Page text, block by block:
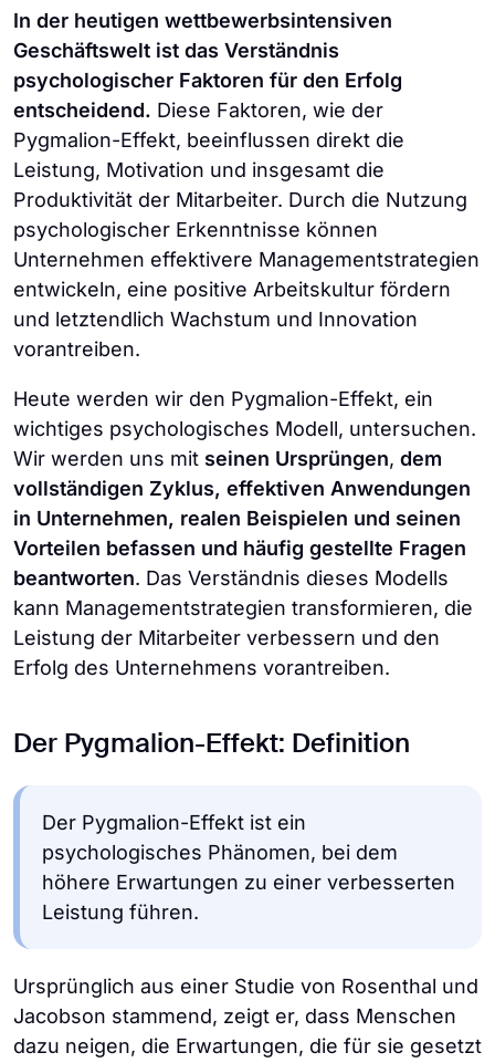
In der heutigen wettbewerbsintensiven
Geschäftswelt ist das Verständnis
psychologischer Faktoren für den Erfolg
entscheidend. Diese Faktoren, wie der
Pygmalion-Effekt, beeinflussen direkt die
Leistung, Motivation und insgesamt die
Produktivität der Mitarbeiter. Durch die Nutzung
psychologischer Erkenntnisse können
Unternehmen effektivere Managementstrategien
entwickeln, eine positive Arbeitskultur fördern
und letztendlich Wachstum und Innovation
vorantreiben.
Heute werden wir den Pygmalion-Effekt, ein
wichtiges psychologisches Modell, untersuchen.
Wir werden uns mit seinen Ursprüngen, dem
vollständigen Zyklus, effektiven Anwendungen
in Unternehmen, realen Beispielen und seinen
Vorteilen befassen und häufig gestellte Fragen
beantworten. Das Verständnis dieses Modells
kann Managementstrategien transformieren, die
Leistung der Mitarbeiter verbessern und den
Erfolg des Unternehmens vorantreiben.
Der Pygmalion-Effekt: Definition
Der Pygmalion-Effekt ist ein
psychologisches Phänomen, bei dem
höhere Erwartungen zu einer verbesserten
Leistung führen.
Ursprünglich aus einer Studie von Rosenthal und
Jacobson stammend, zeigt er, dass Menschen
dazu neigen, die Erwartungen, die für sie gesetzt